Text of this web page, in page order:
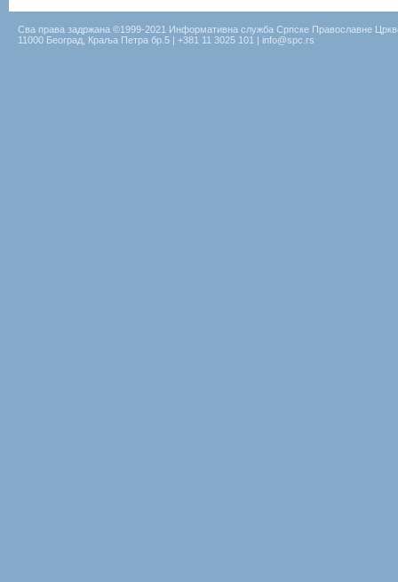
Сва права задржана ©1999-2021 Информативна служба Српске Православне
11000 Београд, Краља Петра бр.5 | +381 11 3025 101 | info@spc.rs